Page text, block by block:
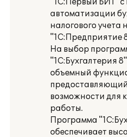
"1С:Первый БИТ"
автоматизации
налогового учета
"1С:Предприятие
На выбор
"1С:Бухгалтерия
объемный
возможности для
работы.
Программа
обеспечивает